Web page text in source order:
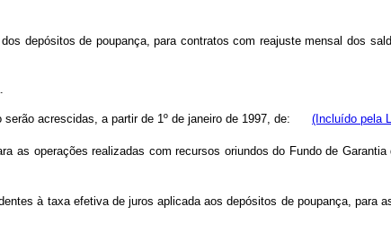
depósitos de poupança, para contratos com reajuste mensal dos
serão acrescidas, a partir de 1º de janeiro de 1997, de: (Incluído pela
as operações realizadas com recursos oriundos do Fundo de
à taxa efetiva de juros aplicada aos depósitos de poupança, para